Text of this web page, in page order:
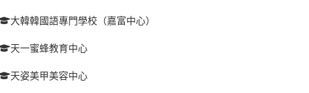
大韓韓國語專門學校（嘉富中心）
天一蜜蜂教育中心
天姿美甲美容中心